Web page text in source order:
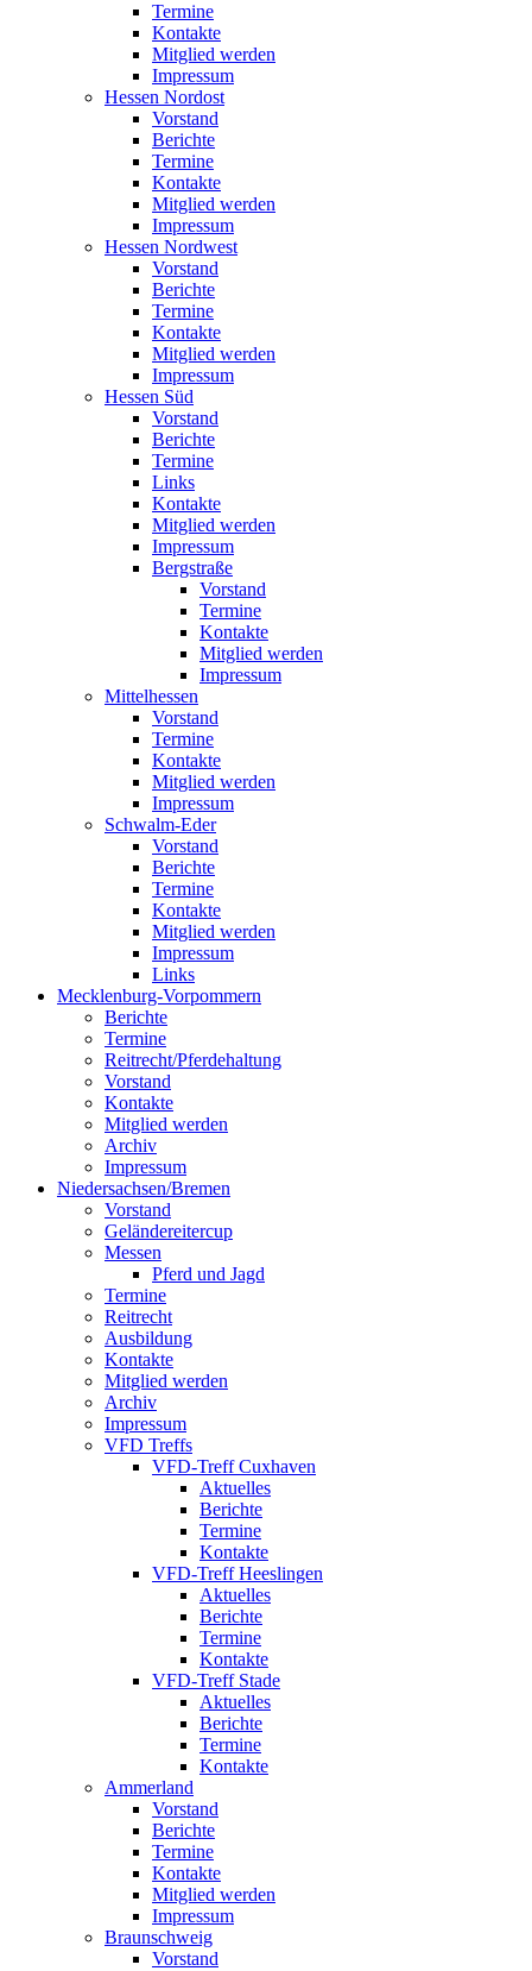
Termine
Kontakte
Mitglied werden
Impressum
Hessen Nordost
Vorstand
Berichte
Termine
Kontakte
Mitglied werden
Impressum
Hessen Nordwest
Vorstand
Berichte
Termine
Kontakte
Mitglied werden
Impressum
Hessen Süd
Vorstand
Berichte
Termine
Links
Kontakte
Mitglied werden
Impressum
Bergstraße
Vorstand
Termine
Kontakte
Mitglied werden
Impressum
Mittelhessen
Vorstand
Termine
Kontakte
Mitglied werden
Impressum
Schwalm-Eder
Vorstand
Berichte
Termine
Kontakte
Mitglied werden
Impressum
Links
Mecklenburg-Vorpommern
Berichte
Termine
Reitrecht/Pferdehaltung
Vorstand
Kontakte
Mitglied werden
Archiv
Impressum
Niedersachsen/Bremen
Vorstand
Geländereitercup
Messen
Pferd und Jagd
Termine
Reitrecht
Ausbildung
Kontakte
Mitglied werden
Archiv
Impressum
VFD Treffs
VFD-Treff Cuxhaven
Aktuelles
Berichte
Termine
Kontakte
VFD-Treff Heeslingen
Aktuelles
Berichte
Termine
Kontakte
VFD-Treff Stade
Aktuelles
Berichte
Termine
Kontakte
Ammerland
Vorstand
Berichte
Termine
Kontakte
Mitglied werden
Impressum
Braunschweig
Vorstand